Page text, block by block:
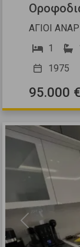
ΑΓΙΟΙ
1
1975
95.000 €
Previous